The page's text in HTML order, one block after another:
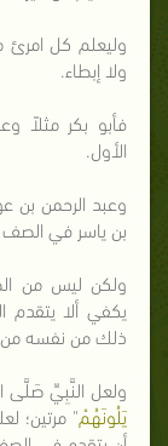
وليعلم كل
ولا إبطاء.
فأبو بكر مثلاً
الأول.
وعبد الرحمن بن
بن ياسر في الصف
ولكن ليس من
يكفي ألا يتقدم
ذلك من نفسه من
ولعل النَّبِيِّ صَلَّى
يَلُونَهُمْ" مرتين؛